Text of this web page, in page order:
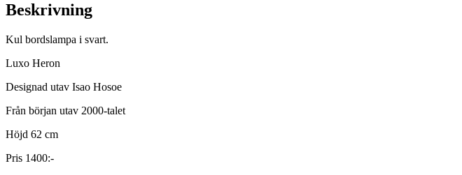
Beskrivning
Kul bordslampa i svart.
Luxo Heron
Designad utav Isao Hosoe
Från början utav 2000-talet
Höjd 62 cm
Pris 1400:-